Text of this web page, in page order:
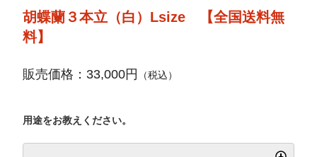
胡蝶蘭３本立（白）Lsize 【全国送料無
料】
販売価格：33,000円 （税込）
用途をお教えください。